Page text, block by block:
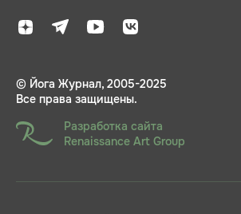
© Йога Журнал, 2005-2025
Все права защищены.
Разработка сайта
Renaissance Art Group